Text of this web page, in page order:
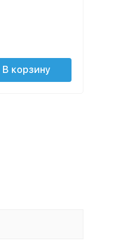
В корзину